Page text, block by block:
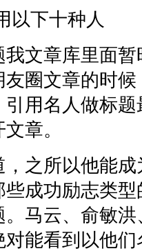
下十种人
文章库里面暂
圈文章的时
用名人做标
章。
之所以他能成
成功励志类
马云、俞敏
能看到以他